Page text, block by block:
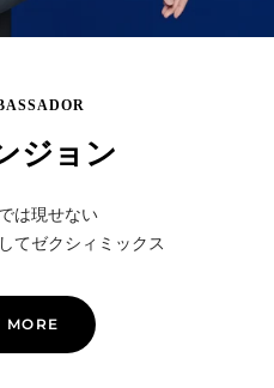
ジョン
は現せない
てゼクシィミックス